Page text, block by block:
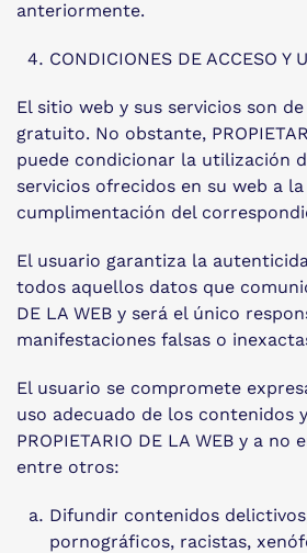
anteriormente.
CONDICIONES DE ACCESO Y
El sitio web y sus servicios son
gratuito. No obstante,
puede condicionar la utilización
servicios ofrecidos en su web a
cumplimentación del
El usuario garantiza la
todos aquellos datos que
DE LA WEB y será el único
manifestaciones falsas o
El usuario se compromete
uso adecuado de los contenidos
PROPIETARIO DE LA WEB y a no
entre otros:
Difundir contenidos
pornográficos, racistas,